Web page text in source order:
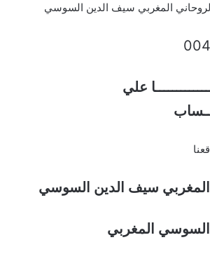
الروحاني المغربي سيف الدين السوسي
علي
المغربي سيف الدين السوسي
السوسي المغربي